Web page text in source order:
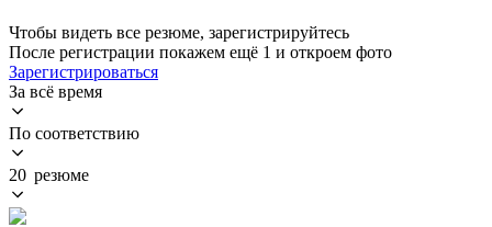
Чтобы видеть все резюме, зарегистрируйтесь
После регистрации покажем ещё 1 и откроем фото
Зарегистрироваться
За всё время
По соответствию
20 резюме